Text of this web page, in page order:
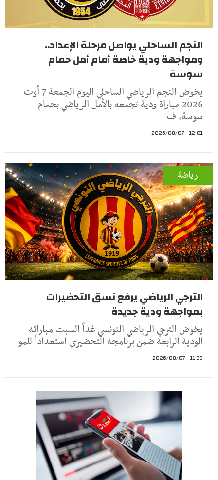
النجم الساحلي يواصل مرحلة الإعداد..
ومواجهة ودية خاصة أمام أمل حمام
سوسة
يخوض النجم الرياضي الساحلي اليوم الجمعة 7 أوت
2026 مباراة ودية تجمعه بالأمل الرياضي بحمام
سوسة، ف
12:01 - 2026/08/07
رياضة
الترجي الرياضي يرفع نسق التحضيرات
بمواجهة ودية جديدة
يخوض الترجي الرياضي التونسي غداً السبت مباراته
الودية الرابعة ضمن برنامجه التحضيري استعداداً للمو
11:39 - 2026/08/07